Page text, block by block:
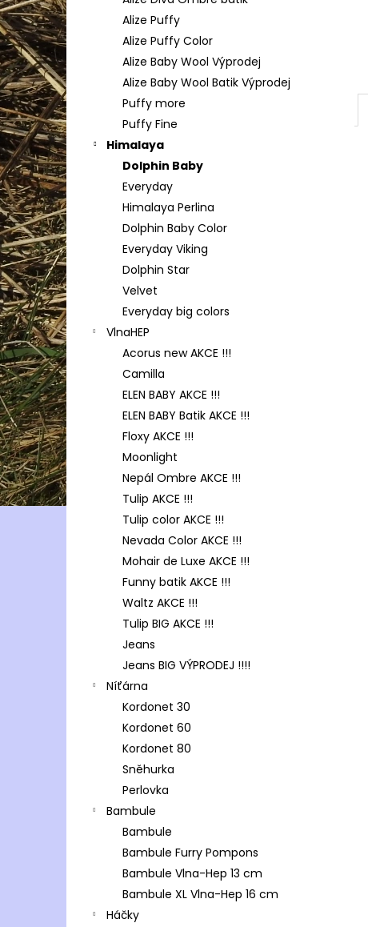
l
Alize Puffy
Alize Puffy Color
Alize Baby Wool Výprodej
Alize Baby Wool Batik Výprodej
Puffy more
Puffy Fine
Himalaya
Dolphin Baby
Everyday
Himalaya Perlina
Dolphin Baby Color
Everyday Viking
Dolphin Star
Velvet
Everyday big colors
VlnaHEP
Acorus new AKCE !!!
Camilla
ELEN BABY AKCE !!!
ELEN BABY Batik AKCE !!!
Floxy AKCE !!!
Moonlight
Nepál Ombre AKCE !!!
Tulip AKCE !!!
Tulip color AKCE !!!
Nevada Color AKCE !!!
Mohair de Luxe AKCE !!!
Funny batik AKCE !!!
Waltz AKCE !!!
Tulip BIG AKCE !!!
Jeans
Jeans BIG VÝPRODEJ !!!!
Níťárna
Kordonet 30
Kordonet 60
Kordonet 80
Sněhurka
Perlovka
Bambule
Bambule
Bambule Furry Pompons
Bambule Vlna-Hep 13 cm
Bambule XL Vlna-Hep 16 cm
Háčky
TULIP 4010
50 Kč